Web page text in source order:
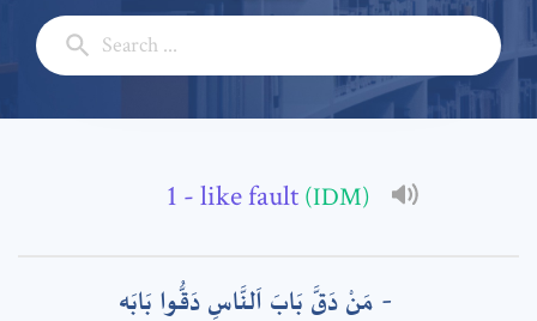
- like fault (IDM)
مَنْ دَقَّ بَابَ اَلنَّاسِ دَقُّوا بَابَه
Full Name: *
Subject: *
Comment: *